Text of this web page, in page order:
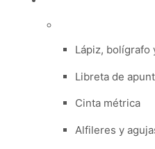
Lápiz, bolígrafo
Libreta de
Cinta métrica
Alfileres y